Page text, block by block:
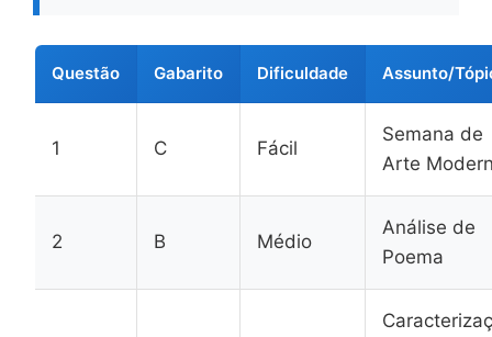
Questão Gabarito Dificuldade Assunto/
1 C Fácil
Semana de
Arte
2 B Médio
Análise de
Poema